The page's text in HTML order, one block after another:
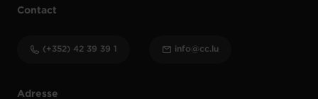
Adresse
Contact
(+352) 42 39 39 1 info@cc.lu